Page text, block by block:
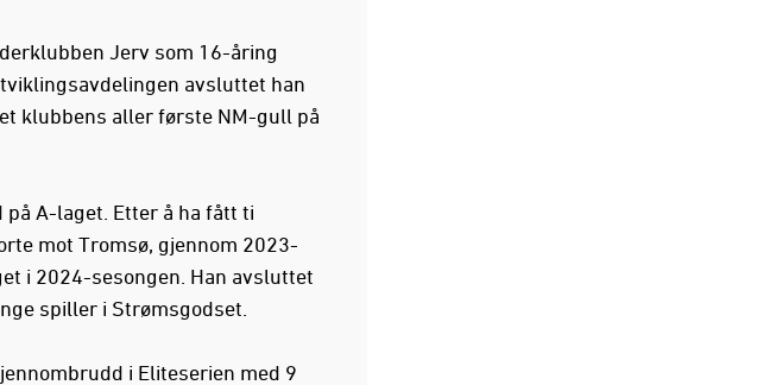
Jerv som 16-åring
avsluttet han
klubbens aller første NM-gull på
A-laget. Etter å ha fått ti
mot Tromsø, gjennom 2023-
i 2024-sesongen. Han avsluttet
spiller i Strømsgodset.
i Eliteserien med 9